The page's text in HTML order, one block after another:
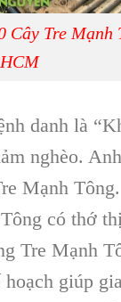
Cây Tre Mạnh
danh là
nghèo.
Mạnh
có thớ
Tre Mạnh
giúp